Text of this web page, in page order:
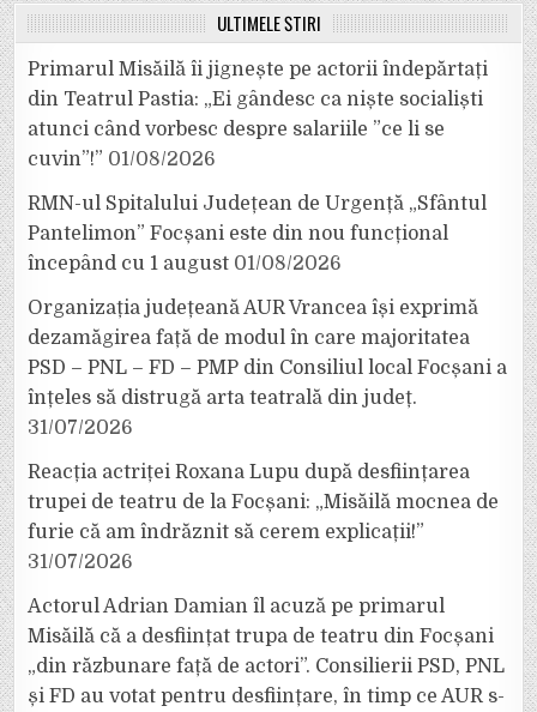
ULTIMELE ȘTIRI
Primarul Misăilă îi jignește pe actorii îndepărtați
din Teatrul Pastia: „Ei gândesc ca niște socialiști
atunci când vorbesc despre salariile ”ce li se
cuvin”!” 01/08/2026
RMN-ul Spitalului Județean de Urgență „Sfântul
Pantelimon” Focșani este din nou funcțional
începând cu 1 august 01/08/2026
Organizația județeană AUR Vrancea își exprimă
dezamăgirea față de modul în care majoritatea
PSD – PNL – FD – PMP din Consiliul local Focșani a
înțeles să distrugă arta teatrală din județ.
31/07/2026
Reacția actriței Roxana Lupu după desființarea
trupei de teatru de la Focșani: „Misăilă mocnea de
furie că am îndrăznit să cerem explicații!”
31/07/2026
Actorul Adrian Damian îl acuză pe primarul
Misăilă că a desființat trupa de teatru din Focșani
„din răzbunare față de actori”. Consilierii PSD, PNL
și FD au votat pentru desființare, în timp ce AUR s-